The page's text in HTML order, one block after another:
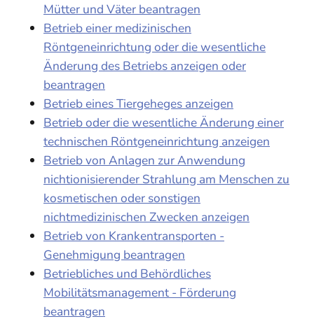
Mütter und Väter beantragen
Betrieb einer medizinischen
Röntgeneinrichtung oder die wesentliche
Änderung des Betriebs anzeigen oder
beantragen
Betrieb eines Tiergeheges anzeigen
Betrieb oder die wesentliche Änderung einer
technischen Röntgeneinrichtung anzeigen
Betrieb von Anlagen zur Anwendung
nichtionisierender Strahlung am Menschen zu
kosmetischen oder sonstigen
nichtmedizinischen Zwecken anzeigen
Betrieb von Krankentransporten -
Genehmigung beantragen
Betriebliches und Behördliches
Mobilitätsmanagement - Förderung
beantragen